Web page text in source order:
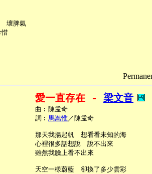
壞脾氣
愛一直存在 - 梁文音
     曲︰陳孟奇
     詞︰
馬嵩惟／陳孟奇
     那天我揚起帆　想看看未知的海
     心裡很多話想說　說不出來
     雖然我臉上看不出來
     天空一樣蔚藍　卻換了多少雲彩